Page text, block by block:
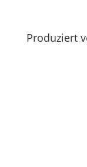
Produziert